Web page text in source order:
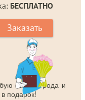
БЕСПЛАТНО
Заказать
точку города и
подарок!